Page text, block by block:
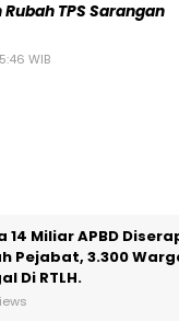
TPS Sarangan
WIB
14 Miliar APBD
Pejabat, 3.300
Di RTLH.